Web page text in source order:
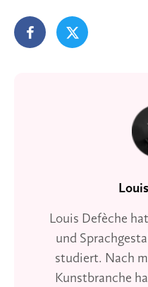
Louis Defèche
und
studiert. Nach
Kunstbranche